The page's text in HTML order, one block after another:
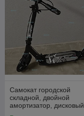
Самокат городской
складной, двойной
амортизатор, дисковый